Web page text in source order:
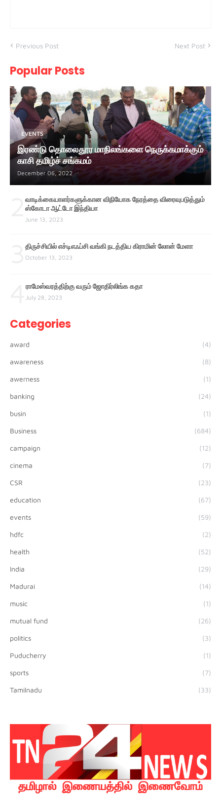
Previous Post Next Post
Popular Posts
EVENTS
இரண்டு தொலைதூர மாநிலங்களை நெருக்கமாக்கும்
காசி தமிழ்ச் சங்கமம்
December 06, 2022
வாடிக்கையாளர்களுக்கான விநியோக நேரத்தை விரைவுபடுத்தும்
ஸ்கோடா ஆட்டோ இந்தியா
June 13, 2023
திருச்சியில் எச்டிஎஃப்சி வங்கி நடத்திய கிராமின் லோன் மேளா
October 13, 2023
ராமேஸ்வரத்திற்கு வரும் ஜோதிர்லிங்க கதா
July 28, 2023
Categories
award (4)
awareness (8)
awerness (1)
banking (24)
busin (1)
Business (684)
campaign (12)
cinema (7)
CSR (23)
education (67)
events (59)
hdfc (2)
health (52)
India (29)
Madurai (14)
music (1)
mutual fund (26)
politics (3)
Puducherry (1)
sports (7)
Tamilnadu (33)